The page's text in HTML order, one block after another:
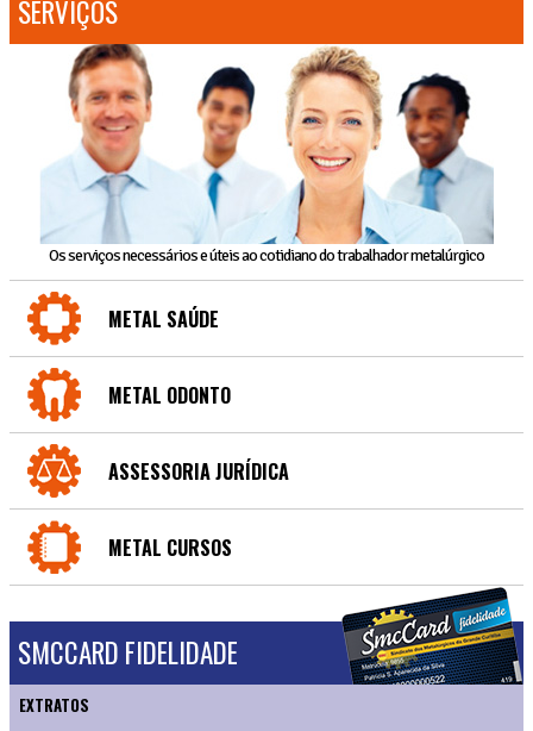
SERVIÇOS
Os serviços necessários e úteis ao cotidiano do trabalhador metalúrgico
METAL SAÚDE
METAL ODONTO
ASSESSORIA JURÍDICA
METAL CURSOS
SMCCARD FIDELIDADE
EXTRATOS